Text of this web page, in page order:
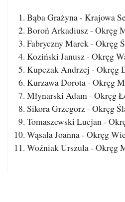
Bąba Grażyna - Krajowa
Boroń Arkadiusz - Okręg
Fabryczny Marek - Okręg
Koziński Janusz - Okręg
Kupczak Andrzej - Okręg
Kurzawa Dorota - Okręg
Młynarski Adam - Okręg
Sikora Grzegorz - Okręg
Tomaszewski Lucjan -
Wąsala Joanna - Okręg
Woźniak Urszula - Okręg